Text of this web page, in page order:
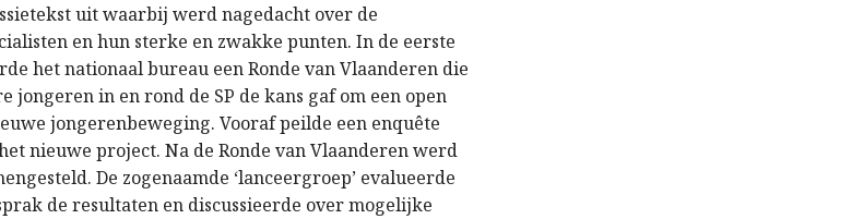
uit waarbij werd nagedacht over de
en hun sterke en zwakke punten. In de eerste
het nationaal bureau een Ronde van Vlaanderen die
jongeren in en rond de SP de kans gaf om een open
jongerenbeweging. Vooraf peilde een enquête
nieuwe project. Na de Ronde van Vlaanderen werd
De zogenaamde ‘lanceergroep’ evalueerde
de resultaten en discussieerde over mogelijke